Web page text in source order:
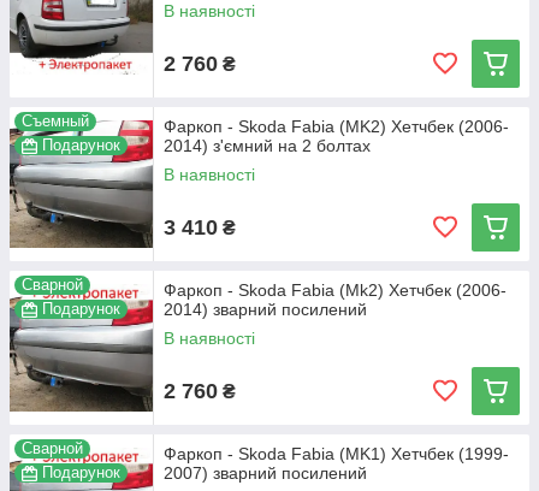
В наявності
2 760 ₴
Съемный
Подарунок
Фаркоп - Skoda Fabia (MK2) Хетчбек (2006-
2014) з'ємний на 2 болтах
В наявності
3 410 ₴
Сварной
Подарунок
Фаркоп - Skoda Fabia (Mk2) Хетчбек (2006-
2014) зварний посилений
В наявності
2 760 ₴
Сварной
Подарунок
Фаркоп - Skoda Fabia (MK1) Хетчбек (1999-
2007) зварний посилений